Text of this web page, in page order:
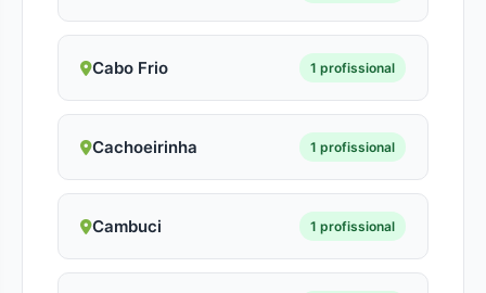
Cabo Frio 1 profissional
Cachoeirinha 1 profissional
Cambuci 1 profissional